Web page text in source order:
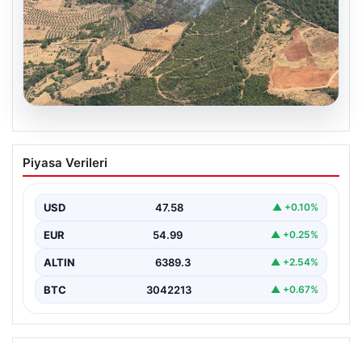
Muğla Yatağan’da orman yangını
Piyasa Verileri
USD 47.58 ▲ +0.10%
EUR 54.99 ▲ +0.25%
ALTIN 6389.3 ▲ +2.54%
BTC 3042213 ▲ +0.67%